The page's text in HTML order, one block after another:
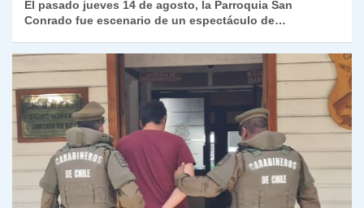
El pasado jueves 14 de agosto, la Parroquia San
Conrado fue escenario de un espectáculo de…